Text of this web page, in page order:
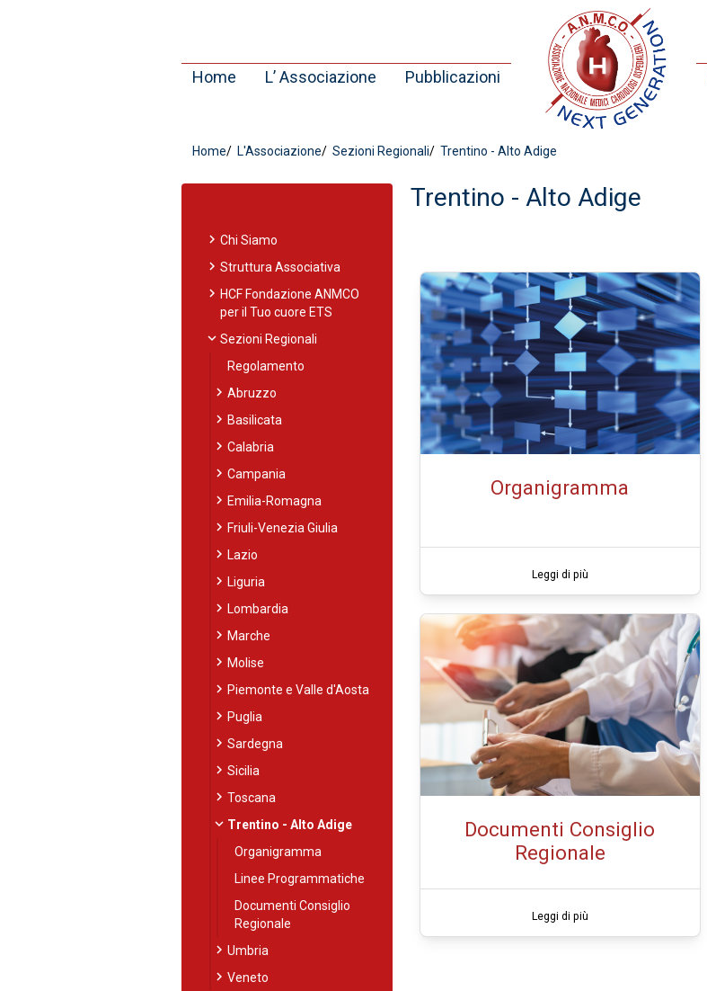
Home L’ Associazione Pubblicazioni
Home L'Associazione Sezioni Regionali Trentino - Alto Adige
chevron_rightChi Siamo
chevron_rightStruttura Associativa
chevron_rightHCF Fondazione ANMCO
per il Tuo cuore ETS
expand_moreSezioni Regionali
Regolamento
chevron_rightAbruzzo
chevron_rightBasilicata
chevron_rightCalabria
chevron_rightCampania
chevron_rightEmilia-Romagna
chevron_rightFriuli-Venezia Giulia
chevron_rightLazio
chevron_rightLiguria
chevron_rightLombardia
chevron_rightMarche
chevron_rightMolise
chevron_rightPiemonte e Valle d'Aosta
chevron_rightPuglia
chevron_rightSardegna
chevron_rightSicilia
chevron_rightToscana
expand_more Trentino - Alto Adige
Organigramma
Linee Programmatiche
Documenti Consiglio
Regionale
chevron_rightUmbria
chevron_rightVeneto
Trentino - Alto Adige
Organigramma
Leggi di più
Documenti Consiglio
Regionale
Leggi di più